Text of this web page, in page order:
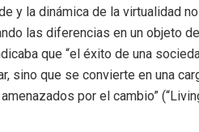
y la dinámica de la virtualidad
las diferencias en un objeto
que “el éxito de una
sino que se convierte en una
por el cambio”